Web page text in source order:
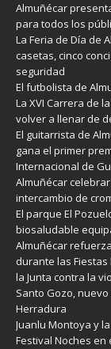
Almuñécar
para todos los
La Feria de Día de
casetas, cinco
seguridad
El futbolista de
La XVI Carrera de
volver a llenar de
El guitarrista de
gana el primer
Internacional de
Almuñécar
intercambio de
El parque El
biosaludable
Almuñécar
durante las
la Junta contra la
Santo Gozo,
Herradura
Juanlu Montoya y
Festival Noches en